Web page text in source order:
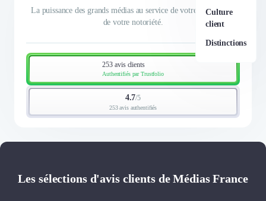
Culture
client
Distinctions
La puissance des grands médias au service de votre visibilité et
de votre notoriété.
253 avis clients
Authentifiés par Trustfolio
4.7/5
253 avis authentifiés
Les sélections d'avis clients de Médias France